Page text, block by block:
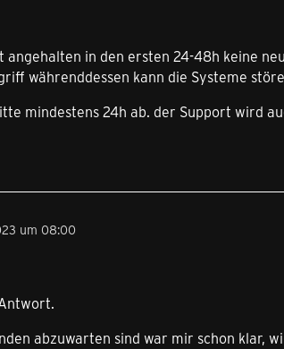
angehalten in den ersten 24-48h keine
währenddessen kann die Systeme
mindestens 24h ab. der Support wird
um 08:00
abzuwarten sind war mir schon klar,